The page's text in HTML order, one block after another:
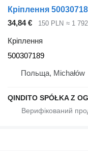
Кріплення
34,84 €
150 PLN ≈ 1
Кріплення
500307189
Польща, Michałów